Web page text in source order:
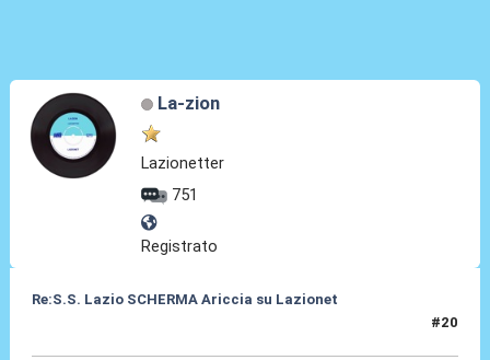
La-zion
Lazionetter
751
Registrato
Re:S.S. Lazio SCHERMA Ariccia su Lazionet
#20